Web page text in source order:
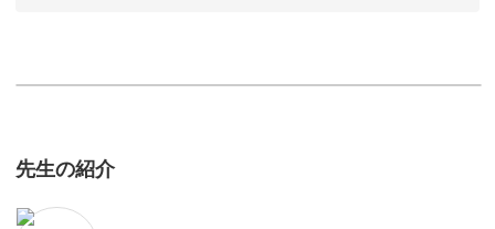
先生の紹介